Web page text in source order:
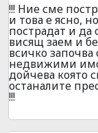
!!! Ние сме
и това е ясно,
пострадат и да
висящ заем и
всичко
недвижими
дойчева която
останалите
!!!